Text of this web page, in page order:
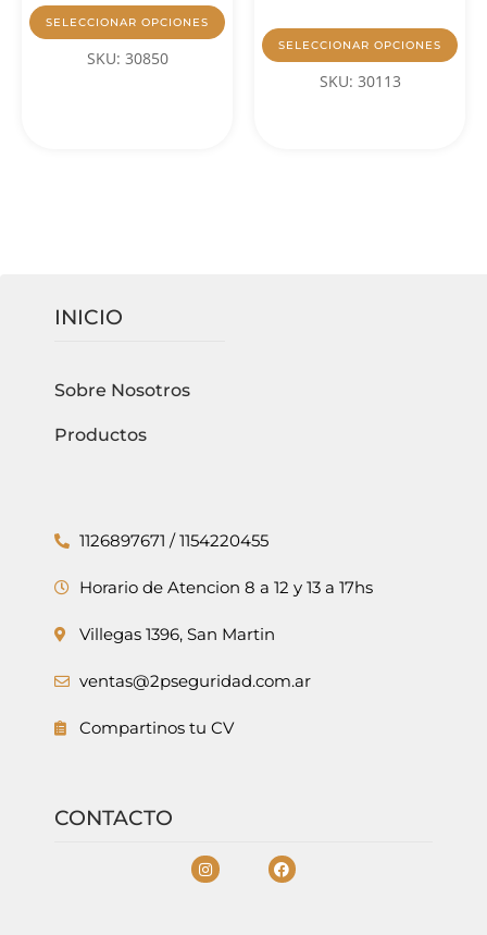
SELECCIONAR OPCIONES
SKU: 30850
SELECCIONAR OPCIONES
SKU: 30113
INICIO
Sobre Nosotros
Productos
1126897671 / 1154220455
Horario de Atencion 8 a 12 y 13 a 17hs
Villegas 1396, San Martin
ventas@2pseguridad.com.ar
Compartinos tu CV
CONTACTO